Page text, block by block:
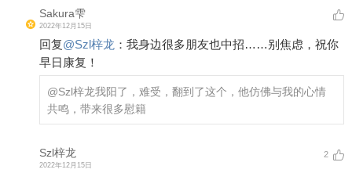
Sakura雫
2022年12月15日
回复@Szl梓龙 ： 我身边很多朋友也中招……别焦虑，祝你
早日康复！
@Szl梓龙我阳了，难受，翻到了这个，他仿佛与我的心情
共鸣，带来很多慰籍
Szl梓龙
2022年12月15日
2